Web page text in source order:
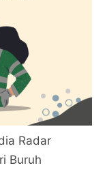
Radar
Buruh